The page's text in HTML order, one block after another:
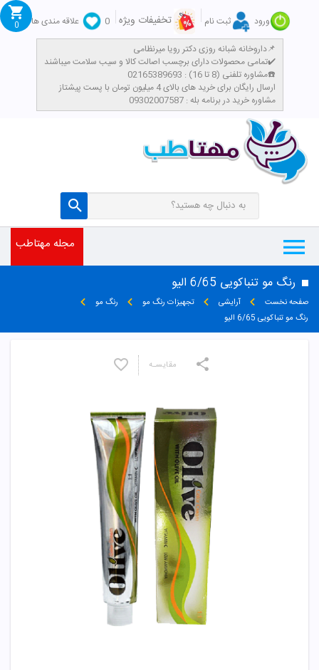
ورود ثبت نام تخفیفات ویژه 0
علاقه مندی ها
داروخانه شبانه روزی دکتر رویا میرنظامی📌
تمامی محصولات دارای برچسب اصالت کالا و سیب سلامت میباشند✔️
مشاوره تلفنی (8 تا 16) : 02165389693☎️
​ارسال رایگان برای خرید های بالای 4 میلیون تومان با پست پیشتاز
مشاوره خرید در برنامه بله : 09302007587
0
مجله مهتاطب
رنگ مو تنباکویی 6/65 الیو
صفحه نخست آرایشی تجهیزات رنگ مو
رنگ مو
رنگ مو تنباکویی 6/65 الیو
مقایسـه